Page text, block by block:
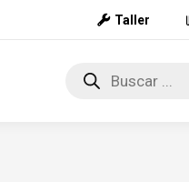
Taller
Búsqueda